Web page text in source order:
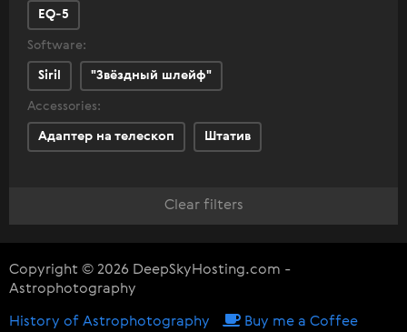
EQ-5
Software:
Siril "Звëздный шлейф"
Accessories:
Адаптер на телескоп Штатив
Clear filters
Copyright © 2026 DeepSkyHosting.com -
Astrophotography
History of Astrophotography Buy me a Coffee